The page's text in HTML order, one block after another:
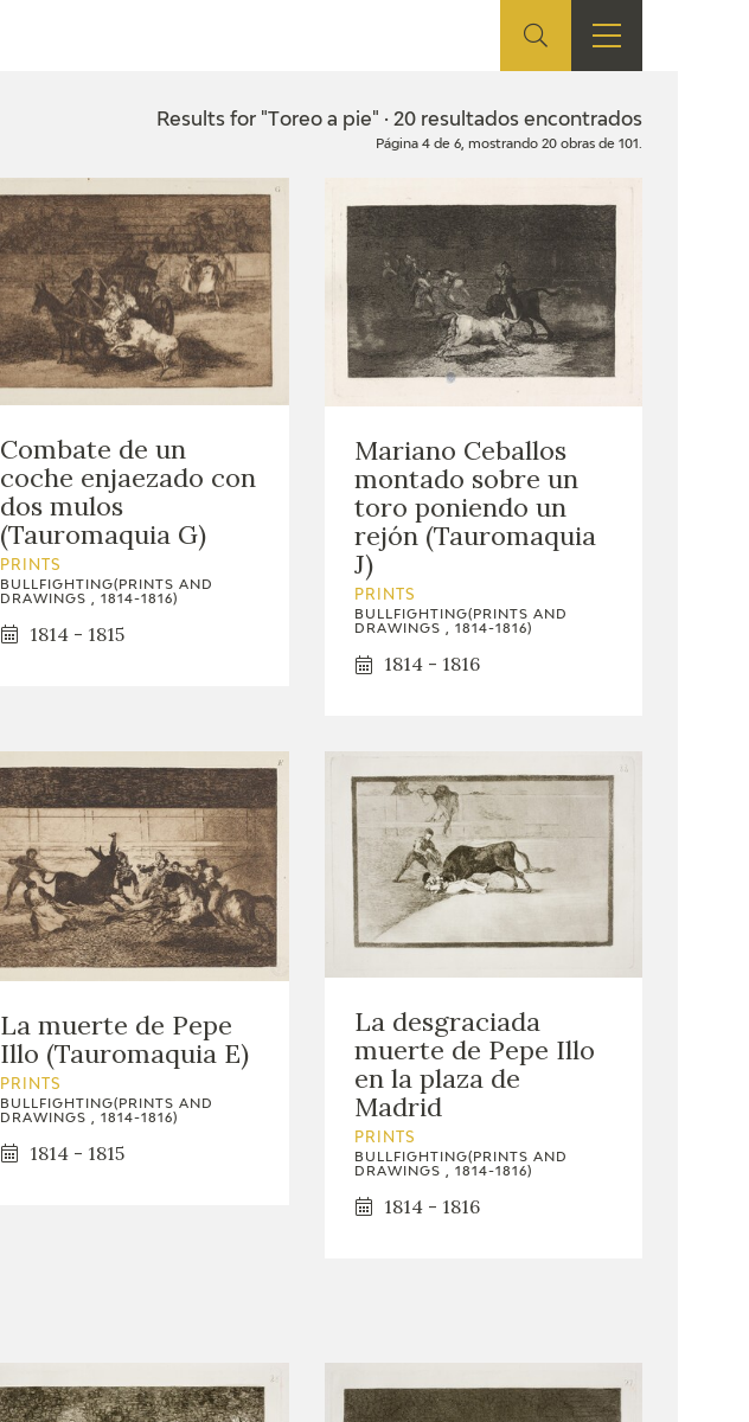
EDICIONES SHOP EDUCA
RECURSOS
EDUCATIVOS
ARASAAC
Results for "Toreo a pie" · 20 resultados encontrados
Página 4 de 6, mostrando 20 obras de 101.
Combate de un
coche enjaezado con
dos mulos
(Tauromaquia G)
PRINTS
BULLFIGHTING(PRINTS AND
DRAWINGS , 1814-1816)
1814 - 1815
Mariano Ceballos
montado sobre un
toro poniendo un
rejón (Tauromaquia
J)
PRINTS
BULLFIGHTING(PRINTS AND
DRAWINGS , 1814-1816)
1814 - 1816
La muerte de Pepe
Illo (Tauromaquia E)
PRINTS
BULLFIGHTING(PRINTS AND
DRAWINGS , 1814-1816)
1814 - 1815
La desgraciada
muerte de Pepe Illo
en la plaza de
Madrid
PRINTS
BULLFIGHTING(PRINTS AND
DRAWINGS , 1814-1816)
1814 - 1816